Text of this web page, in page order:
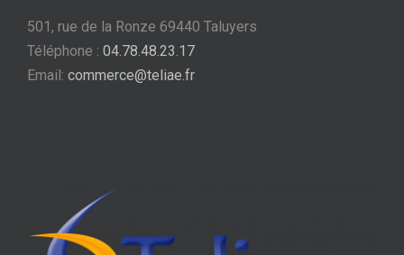
501, rue de la Ronze 69440 Taluyers
Téléphone : 04.78.48.23.17
Email: commerce@teliae.fr